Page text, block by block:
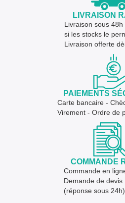
LIVRAISON
Livraison sous 48h
si les stocks le
Livraison offerte
PAIEMENTS
Carte bancaire -
Virement - Ordre de
COMMANDE
Commande en
Demande de devis
(réponse sous 24h)